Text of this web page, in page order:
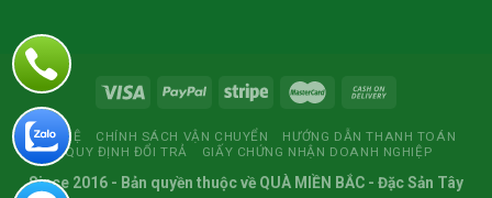
LIÊN HỆ CHÍNH SÁCH VẬN CHUYỂN
HƯỚNG DẪN THANH TOÁN
QUY ĐỊNH ĐỔI TRẢ
GIẤY CHỨNG NHẬN DOANH NGHIỆP
Since 2016 - Bản quyền thuộc về QUÀ MIỀN BẮC - Đặc Sản Tây